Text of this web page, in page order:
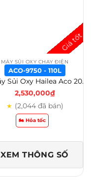
MÁY SỦI OXY CHẠY ĐIỆN
ACO-9750 - 110L
Máy Sủi Oxy Hailea Aco 200L – 160L – 130L – 110L Siêu Êm Cho Hồ Cá Công Suất Lớn – ACO-9750 – 110L
2,530,000₫
★ (2,044 đã bán)
🏍️ Hỏa tốc
XEM THÔNG SỐ